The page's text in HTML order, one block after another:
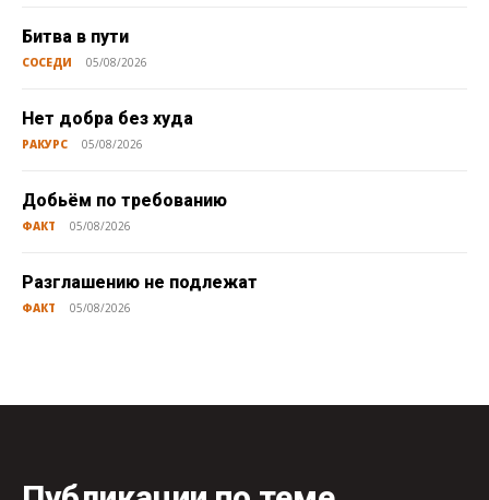
Битва в пути
СОСЕДИ 05/08/2026
Нет добра без худа
РАКУРС 05/08/2026
Добьём по требованию
ФАКТ 05/08/2026
Разглашению не подлежат
ФАКТ 05/08/2026